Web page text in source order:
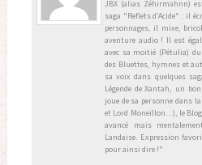
JBX (alias Zéhirmahnn)
saga "Reflets d’Acide" : il
personnages, il mixe,
aventure audio ! Il est
avec sa moitié (Pétulia)
des Bluettes, hymnes et
sa voix dans quelques
Légende de Xantah, un
joue de sa personne dans
et Lord Moneillon...), le Blog
avancé mais
Landaise. Expression
pour ainsi dire !"